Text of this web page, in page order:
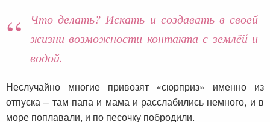
Что делать? Искать и создавать в своей
жизни возможности контакта с землёй и
водой.
Неслучайно многие привозят «сюрприз» именно из
отпуска – там папа и мама и расслабились немного, и в
море поплавали, и по песочку побродили.